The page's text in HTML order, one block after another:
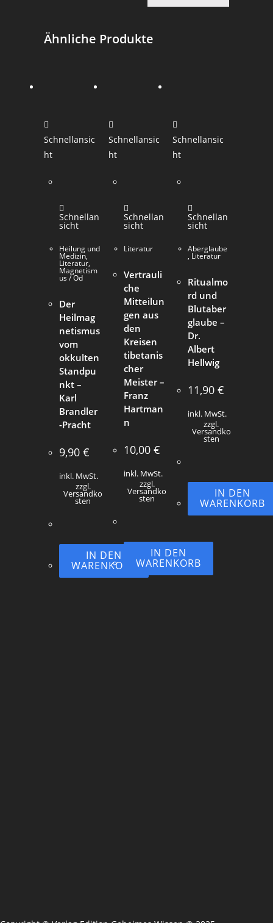
Ähnliche Produkte
Schnellansic
ht
Schnellan
sicht
Heilung und
Medizin,
Literatur,
Magnetism
us / Od
Der
Heilmag
netismus
vom
okkulten
Standpu
nkt –
Karl
Brandler
-Pracht
9,90€
inkl. MwSt.
zzgl.
Versandko
sten
IN DEN
WARENKORB
Schnellansic
ht
Schnellan
sicht
Literatur
Vertrauli
che
Mitteilun
gen aus
den
Kreisen
tibetanis
cher
Meister –
Franz
Hartman
n
10,00 €
inkl. MwSt.
zzgl.
Versandko
sten
IN DEN
WARENKORB
Schnellansic
ht
Schnellan
sicht
Aberglaube
, Literatur
Ritualmo
rd und
Blutaber
glaube –
Dr.
Albert
Hellwig
11,90 €
inkl. MwSt.
zzgl.
Versandko
sten
IN DEN
WARENKORB